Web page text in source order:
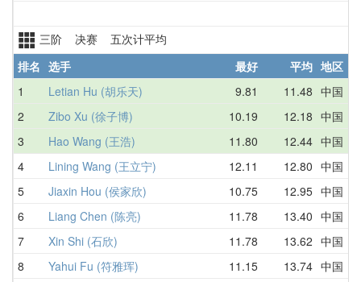
三阶 决赛 五次计平均
排名 选手 最好 平均 地区
1
Letian Hu (胡乐天) 9.81 11.48 中国
2
Zibo Xu (徐子博) 10.19 12.18 中国
3
Hao Wang (王浩) 11.80 12.44 中国
4
Lining Wang (王立宁) 12.11 12.80 中国
5
Jiaxin Hou (侯家欣) 10.75 12.95 中国
6
Liang Chen (陈亮) 11.78 13.40 中国
7
Xin Shi (石欣) 11.78 13.62 中国
8
Yahui Fu (符雅珲) 11.15 13.74 中国